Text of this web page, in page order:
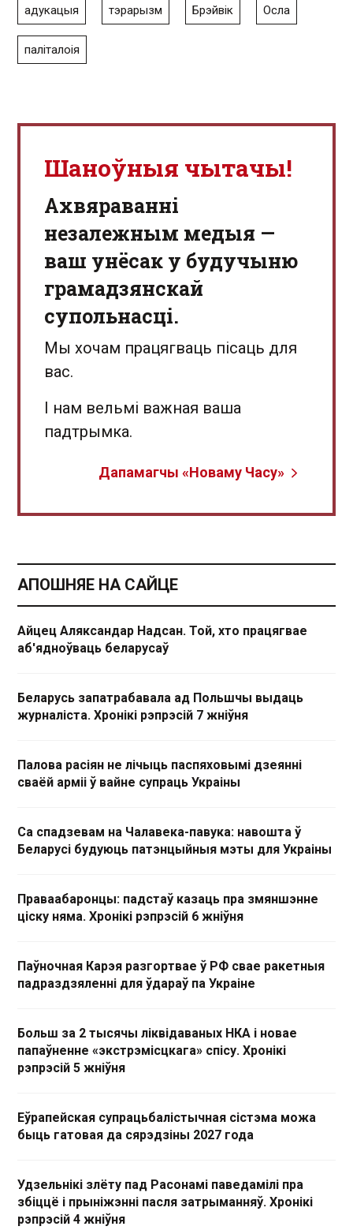
адукацыя тэрарызм Брэйвік Осла
паліталоія
Шаноўныя чытачы!
Aхвяраванні
незалежным медыя —
ваш унёсак у будучыню
грамадзянскай
супольнасці.
Мы хочам працягваць пісаць для
вас.
І нам вельмі важная ваша
падтрымка.
Дапамагчы «Новаму Часу»
АПОШНЯЕ НА САЙЦЕ
Айцец Аляксандар Надсан. Той, хто працягвае
аб'ядноўваць беларусаў
Беларусь запатрабавала ад Польшчы выдаць
журналіста. Хронікі рэпрэсій 7 жніўня
Палова расіян не лічыць паспяховымі дзеянні
сваёй арміі ў вайне супраць Украіны
Са спадзевам на Чалавека-павука: навошта ў
Беларусі будуюць патэнцыйныя мэты для Украіны
Праваабаронцы: падстаў казаць пра змяншэнне
ціску няма. Хронікі рэпрэсій 6 жніўня
Паўночная Карэя разгортвае ў РФ свае ракетныя
падраздзяленні для ўдараў па Украіне
Больш за 2 тысячы ліквідаваных НКА і новае
папаўненне «экстрэмісцкага» спісу. Хронікі
рэпрэсій 5 жніўня
Еўрапейская супрацьбалістычная сістэма можа
быць гатовая да сярэдзіны 2027 года
Удзельнікі злёту пад Расонамі паведамілі пра
збіццё і прыніжэнні пасля затрыманняў. Хронікі
рэпрэсій 4 жніўня